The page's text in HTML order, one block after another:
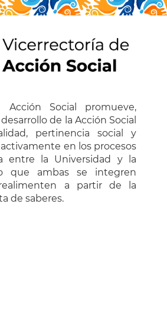
Acción Social promueve,
de la Acción Social
pertinencia social y
en los procesos
entre la Universidad y la
que ambas se integren
a partir de la
de saberes.